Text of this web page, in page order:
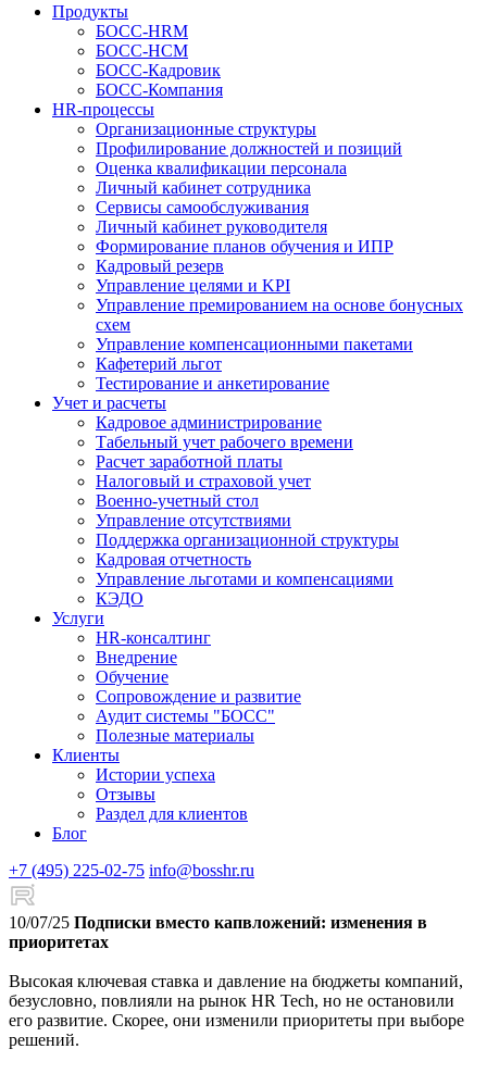
Продукты
БОСС-HRM
БОСС-HCM
БОСС-Кадровик
БОСС-Компания
HR-процессы
Организационные структуры
Профилирование должностей и позиций
Оценка квалификации персонала
Личный кабинет сотрудника
Сервисы самообслуживания
Личный кабинет руководителя
Формирование планов обучения и ИПР
Кадровый резерв
Управление целями и KPI
Управление премированием на основе бонусных
схем
Управление компенсационными пакетами
Кафетерий льгот
Тестирование и анкетирование
Учет и расчеты
Кадровое администрирование
Табельный учет рабочего времени
Расчет заработной платы
Налоговый и страховой учет
Военно-учетный стол
Управление отсутствиями
Поддержка организационной структуры
Кадровая отчетность
Управление льготами и компенсациями
КЭДО
Услуги
HR-консалтинг
Внедрение
Обучение
Сопровождение и развитие
Аудит системы "БОСС"
Полезные материалы
Клиенты
Истории успеха
Отзывы
Раздел для клиентов
Блог
+7 (495) 225-02-75 info@bosshr.ru
10/07/25 Подписки вместо капвложений: изменения в
приоритетах
Высокая ключевая ставка и давление на бюджеты компаний,
безусловно, повлияли на рынок HR Tech, но не остановили
его развитие. Скорее, они изменили приоритеты при выборе
решений.